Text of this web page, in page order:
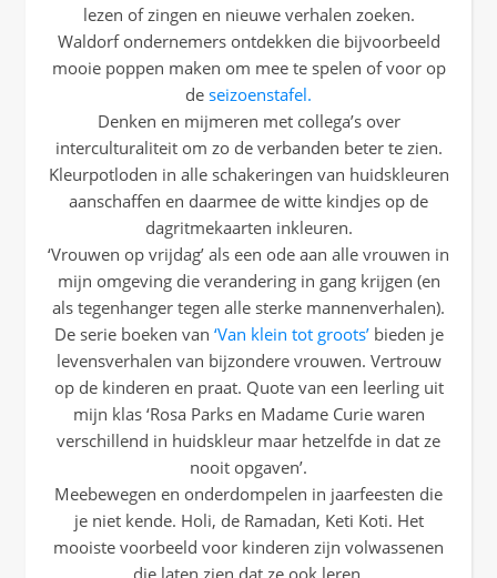
lezen of zingen en nieuwe verhalen zoeken.
Waldorf ondernemers ontdekken die bijvoorbeeld
mooie poppen maken om mee te spelen of voor op
de seizoenstafel.
Denken en mijmeren met collega’s over
interculturaliteit om zo de verbanden beter te zien.
Kleurpotloden in alle schakeringen van huidskleuren
aanschaffen en daarmee de witte kindjes op de
dagritmekaarten inkleuren.
‘Vrouwen op vrijdag’ als een ode aan alle vrouwen in
mijn omgeving die verandering in gang krijgen (en
als tegenhanger tegen alle sterke mannenverhalen).
De serie boeken van ‘Van klein tot groots’bieden je
levensverhalen van bijzondere vrouwen. Vertrouw
op de kinderen en praat. Quote van een leerling uit
mijn klas ‘Rosa Parks en Madame Curie waren
verschillend in huidskleur maar hetzelfde in dat ze
nooit opgaven’.
Meebewegen en onderdompelen in jaarfeesten die
je niet kende. Holi, de Ramadan, Keti Koti. Het
mooiste voorbeeld voor kinderen zijn volwassenen
die laten zien dat ze ook leren.